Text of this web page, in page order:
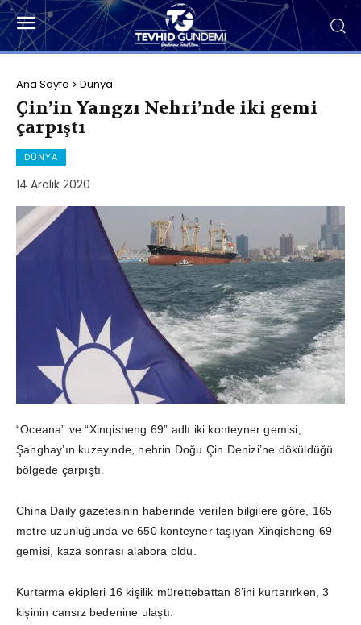
Ana Sayfa Dünya
Çin’in Yangzı Nehri’nde iki gemi
çarpıştı
DÜNYA
14 Aralık 2020
“Oceana” ve “Xinqisheng 69” adlı iki konteyner gemisi,
Şanghay’ın kuzeyinde, nehrin Doğu Çin Denizi’ne döküldüğü
bölgede çarpıştı.
China Daily gazetesinin haberinde verilen bilgilere göre, 165
metre uzunluğunda ve 650 konteyner taşıyan Xinqisheng 69
gemisi, kaza sonrası alabora oldu.
Kurtarma ekipleri 16 kişilik mürettebattan 8’ini kurtarırken, 3
kişinin cansız bedenine ulaştı.